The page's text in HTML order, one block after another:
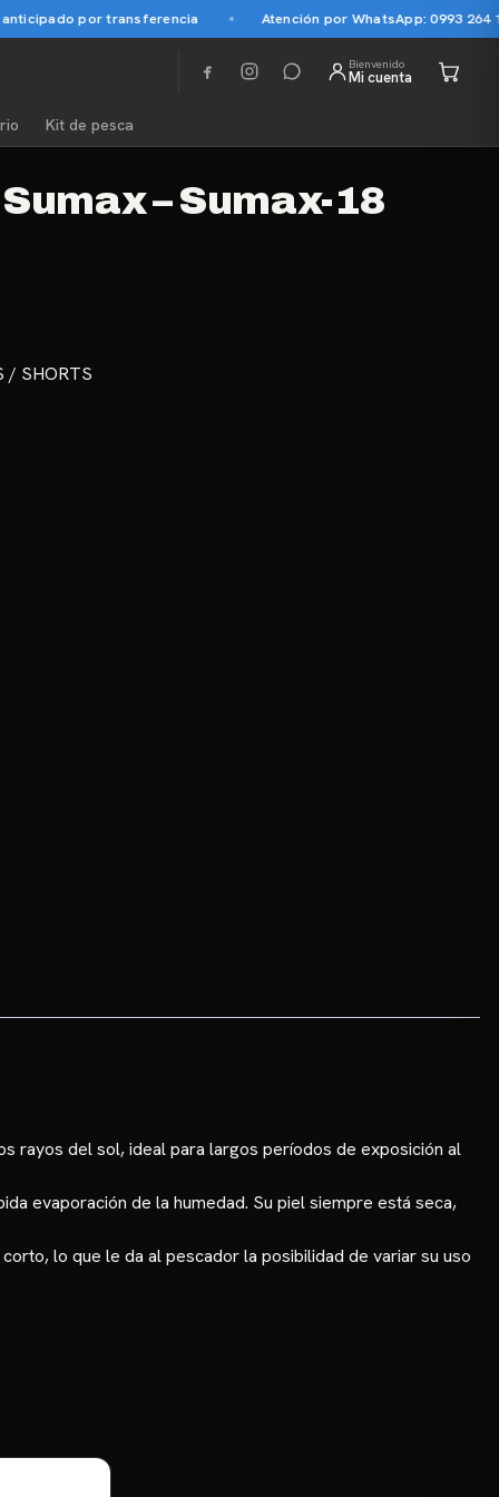
por transferencia Atención por WhatsApp: 0993 264 145
Bienvenido
Mi cuenta
Kit de pesca
– Sumax-18
/ SHORTS
rayos del sol, ideal para largos períodos de exposición al
evaporación de la humedad. Su piel siempre está seca,
lo que le da al pescador la posibilidad de variar su uso